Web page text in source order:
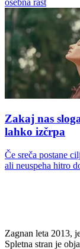
osebna rast
Zakaj nas
lahko izčrpa
Če sreča postane
ali neuspeha hitro
Zagnan leta 2013,
Spletna stran je